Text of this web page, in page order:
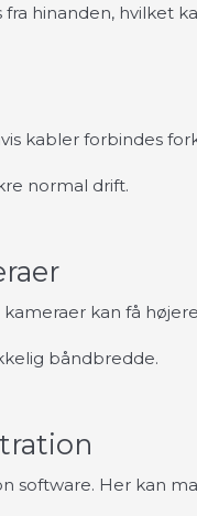
hinanden, hvilket
kabler forbindes
normal drift.
kan få
båndbredde.
software. Her kan